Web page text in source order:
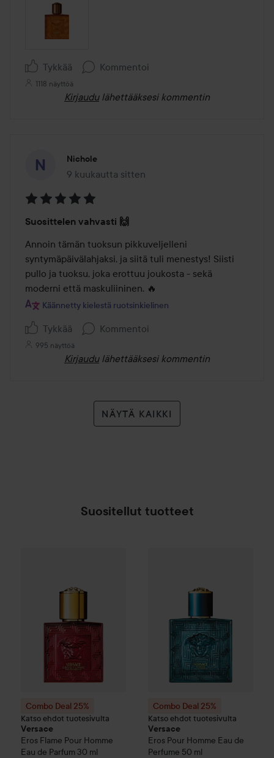
Tykkää Kommentoi
1118 näyttöä
Kirjaudu lähettääksesi kommentin
Nichole
9 kuukautta sitten
Viesti luotiin 9 kuukautta sitten
5
/
5
Suosittelen vahvasti 🙌
Annoin tämän tuoksun pikkuveljelleni
syntymäpäivälahjaksi, ja siitä tuli menestys! Siisti
pullo ja tuoksu, joka erottuu joukosta - sekä
moderni että maskuliininen. 🔥
Käännetty kielestä ruotsinkielinen
Tykkää Kommentoi
995 näyttöä
Kirjaudu lähettääksesi kommentin
NÄYTÄ KAIKKI
Suositellut tuotteet
Combo Deal 25%
Katso ehdot tuotesivulta
Versace
Eros Flame Pour Homme
Eau de Parfum 30 ml
Combo Deal 25%
Katso ehdot tuotesivulta
Versace
Eros Pour Homme Eau de
Perfume 50 ml